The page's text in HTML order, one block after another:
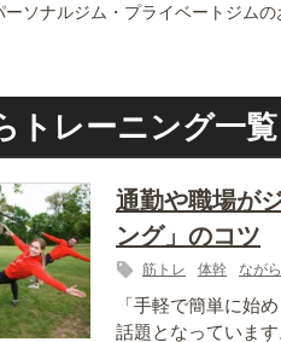
ソナルジム・プライベートジム
トレーニング一覧
通勤や職場が
ング」のコツ
筋トレ 体幹 なが
「手軽で簡単に始
話題となっていま